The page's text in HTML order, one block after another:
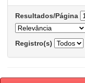
Resultados/Página
Registro(s)